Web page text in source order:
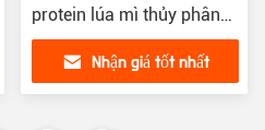
protein lúa mì thủy phân
Axit amin
Nhận giá tốt nhất